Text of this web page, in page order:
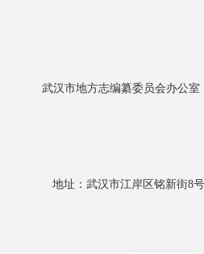
武汉市地方志编纂委员会办公室
地址：武汉市江岸区铭新街8